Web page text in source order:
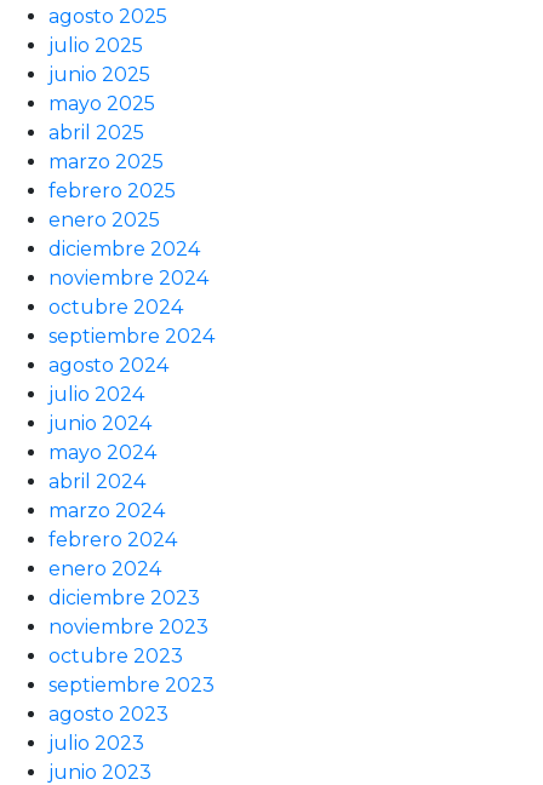
agosto 2025
julio 2025
junio 2025
mayo 2025
abril 2025
marzo 2025
febrero 2025
enero 2025
diciembre 2024
noviembre 2024
octubre 2024
septiembre 2024
agosto 2024
julio 2024
junio 2024
mayo 2024
abril 2024
marzo 2024
febrero 2024
enero 2024
diciembre 2023
noviembre 2023
octubre 2023
septiembre 2023
agosto 2023
julio 2023
junio 2023